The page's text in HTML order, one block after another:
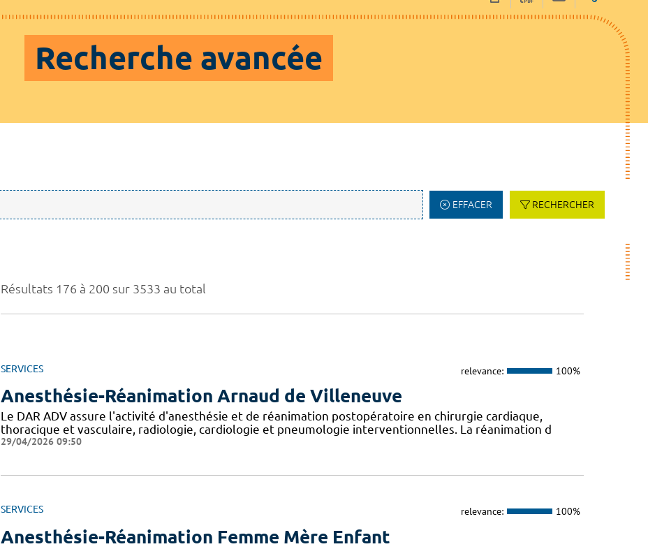
Recherche avancée
EFFACER RECHERCHER
Résultats 176 à 200 sur 3533 au total
SERVICES relevance: 100%
Anesthésie-Réanimation Arnaud de Villeneuve
Le DAR ADV assure l'activité d'anesthésie et de réanimation postopératoire en chirurgie cardiaque,
thoracique et vasculaire, radiologie, cardiologie et pneumologie interventionnelles. La réanimation d
29/04/2026 09:50
SERVICES relevance: 100%
Anesthésie-Réanimation Femme Mère Enfant